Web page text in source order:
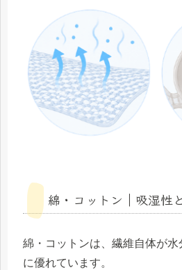
綿・コットン｜吸湿性
綿・コットンは、繊維自体が
に優れています。